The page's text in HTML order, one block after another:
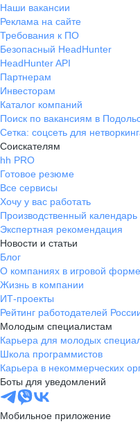
Наши вакансии
Реклама на сайте
Требования к ПО
Безопасный HeadHunter
HeadHunter API
Партнерам
Инвесторам
Каталог компаний
Поиск по вакансиям в
Сетка: соцсеть для
Соискателям
hh PRO
Готовое резюме
Все сервисы
Хочу у вас работать
Производственный календарь
Экспертная рекомендация
Новости и статьи
Блог
О компаниях в игровой форме
Жизнь в компании
ИТ-проекты
Рейтинг работодателей
Молодым специалистам
Карьера для молодых
Школа программистов
Карьера в некоммерческих
Боты для уведомлений
Мобильное приложение